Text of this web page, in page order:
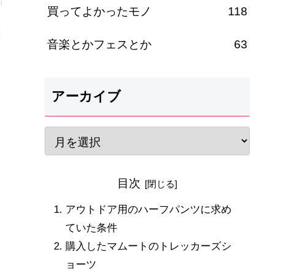
買ってよかったモノ 118
音楽とかフェスとか 63
アーカイブ
目次
アウトドア用のハーフパンツに求め
ていた条件
購入したマムートのトレッカーズシ
ョーツ